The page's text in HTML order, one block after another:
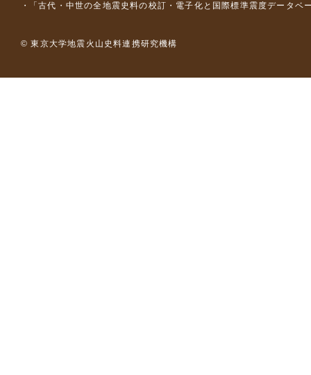
「古代・中世の全地震史料の校訂・電子化と国際標準震度データ
© 東京大学地震火山史料連携研究機構